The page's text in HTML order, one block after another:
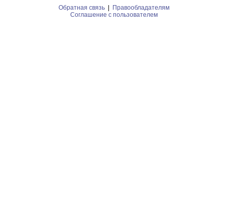
Обратная связь
Правообладателям
Соглашение с пользователем